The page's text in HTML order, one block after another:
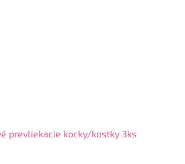
prevliekacie kocky/kostky 3ks